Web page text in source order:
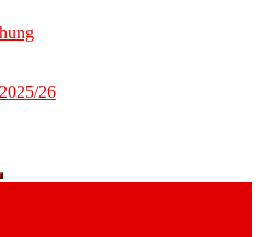
26